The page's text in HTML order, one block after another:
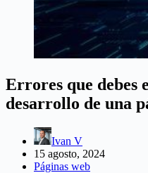
Errores que debes
desarrollo de una
Ivan V
15 agosto, 2024
Páginas web